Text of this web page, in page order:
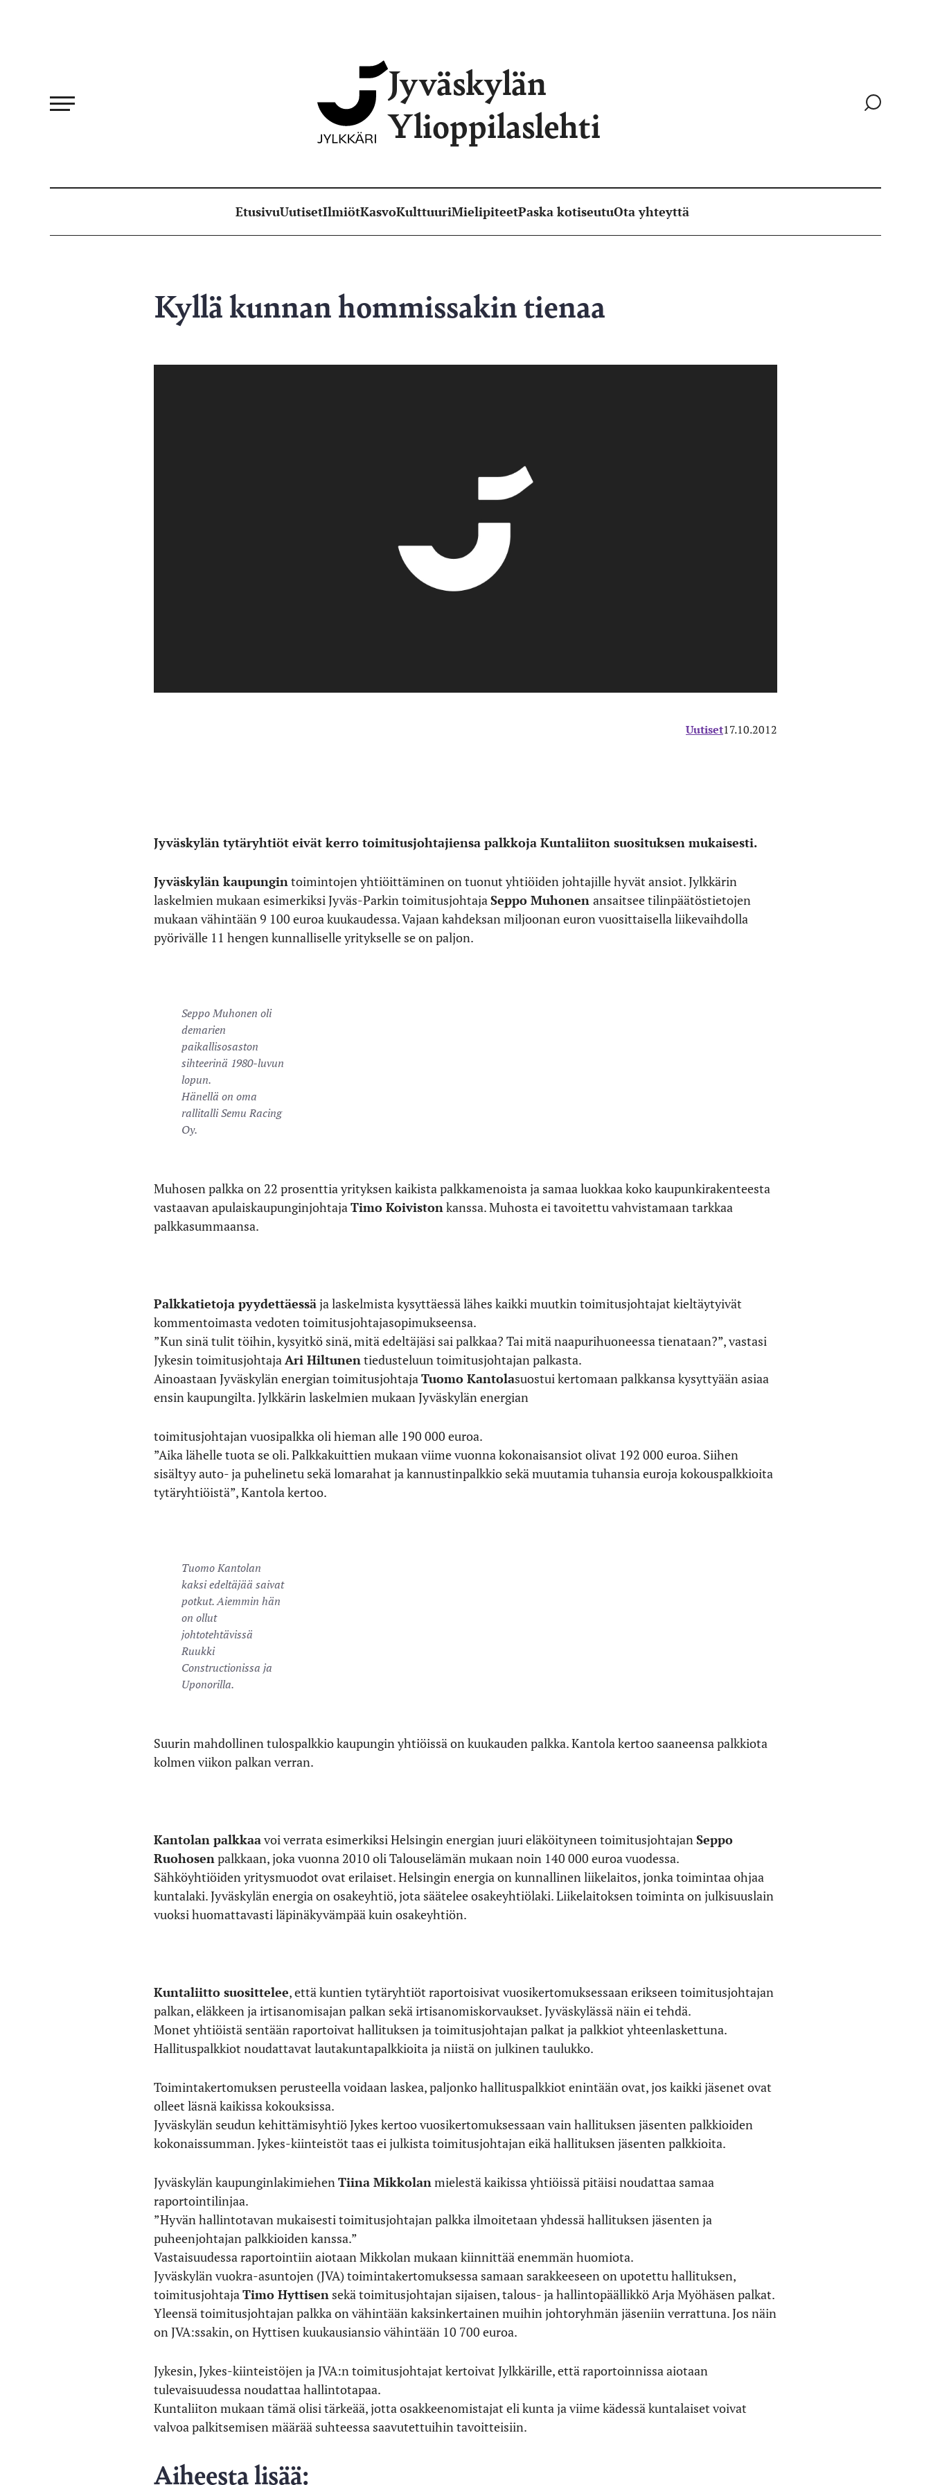
Jyväskylän
Ylioppilaslehti
Siirry
EtusivuUutisetIlmiötKasvoKulttuuriMielipiteetPaska kotiseutuOta yhteyttä
Kyllä kunnan hommissakin tienaa
Uutiset17.10.2012
Jyväskylän tytäryhtiöt eivät kerro toimitusjohtajiensa palkkoja Kuntaliiton suosituksen mukaisesti.
Jyväskylän kaupungin toimintojen yhtiöittäminen on tuonut yhtiöiden johtajille hyvät ansiot. Jylkkärin
laskelmien mukaan esimerkiksi Jyväs-Parkin toimitusjohtaja Seppo Muhonen ansaitsee tilinpäätöstietojen
mukaan vähintään 9 100 euroa kuukaudessa. Vajaan kahdeksan miljoonan euron vuosittaisella liikevaihdolla
pyörivälle 11 hengen kunnalliselle yritykselle se on paljon.
Seppo Muhonen oli
demarien
paikallisosaston
sihteerinä 1980-luvun
lopun.
Hänellä on oma
rallitalli Semu Racing
Oy.
Muhosen palkka on 22 prosenttia yrityksen kaikista palkkamenoista ja samaa luokkaa koko kaupunkirakenteesta
vastaavan apulaiskaupunginjohtaja Timo Koiviston kanssa. Muhosta ei tavoitettu vahvistamaan tarkkaa
palkkasummaansa.
Palkkatietoja pyydettäessäja laskelmista kysyttäessä lähes kaikki muutkin toimitusjohtajat kieltäytyivät
kommentoimasta vedoten toimitusjohtajasopimukseensa.
”Kun sinä tulit töihin, kysyitkö sinä, mitä edeltäjäsi sai palkkaa? Tai mitä naapurihuoneessa tienataan?”, vastasi
Jykesin toimitusjohtaja Ari Hiltunen tiedusteluun toimitusjohtajan palkasta.
Ainoastaan Jyväskylän energian toimitusjohtaja Tuomo Kantolasuostui kertomaan palkkansa kysyttyään asiaa
ensin kaupungilta. Jylkkärin laskelmien mukaan Jyväskylän energian
toimitusjohtajan vuosipalkka oli hieman alle 190 000 euroa.
”Aika lähelle tuota se oli. Palkkakuittien mukaan viime vuonna kokonaisansiot olivat 192 000 euroa. Siihen
sisältyy auto- ja puhelinetu sekä lomarahat ja kannustinpalkkio sekä muutamia tuhansia euroja kokouspalkkioita
tytäryhtiöistä”, Kantola kertoo.
Tuomo Kantolan
kaksi edeltäjää saivat
potkut. Aiemmin hän
on ollut
johtotehtävissä
Ruukki
Constructionissa ja
Uponorilla.
Suurin mahdollinen tulospalkkio kaupungin yhtiöissä on kuukauden palkka. Kantola kertoo saaneensa palkkiota
kolmen viikon palkan verran.
Kantolan palkkaavoi verrata esimerkiksi Helsingin energian juuri eläköityneen toimitusjohtajan Seppo
Ruohosen palkkaan, joka vuonna 2010 oli Talouselämän mukaan noin 140 000 euroa vuodessa.
Sähköyhtiöiden yritysmuodot ovat erilaiset. Helsingin energia on kunnallinen liikelaitos, jonka toimintaa ohjaa
kuntalaki. Jyväskylän energia on osakeyhtiö, jota säätelee osakeyhtiölaki. Liikelaitoksen toiminta on julkisuuslain
vuoksi huomattavasti läpinäkyvämpää kuin osakeyhtiön.
Kuntaliitto suosittelee, että kuntien tytäryhtiöt raportoisivat vuosikertomuksessaan erikseen toimitusjohtajan
palkan, eläkkeen ja irtisanomisajan palkan sekä irtisanomiskorvaukset. Jyväskylässä näin ei tehdä.
Monet yhtiöistä sentään raportoivat hallituksen ja toimitusjohtajan palkat ja palkkiot yhteenlaskettuna.
Hallituspalkkiot noudattavat lautakuntapalkkioita ja niistä on julkinen taulukko.
Toimintakertomuksen perusteella voidaan laskea, paljonko hallituspalkkiot enintään ovat, jos kaikki jäsenet ovat
olleet läsnä kaikissa kokouksissa.
Jyväskylän seudun kehittämisyhtiö Jykes kertoo vuosikertomuksessaan vain hallituksen jäsenten palkkioiden
kokonaissumman. Jykes-kiinteistöt taas ei julkista toimitusjohtajan eikä hallituksen jäsenten palkkioita.
Jyväskylän kaupunginlakimiehen Tiina Mikkolan mielestä kaikissa yhtiöissä pitäisi noudattaa samaa
raportointilinjaa.
”Hyvän hallintotavan mukaisesti toimitusjohtajan palkka ilmoitetaan yhdessä hallituksen jäsenten ja
puheenjohtajan palkkioiden kanssa.”
Vastaisuudessa raportointiin aiotaan Mikkolan mukaan kiinnittää enemmän huomiota.
Jyväskylän vuokra-asuntojen (JVA) toimintakertomuksessa samaan sarakkeeseen on upotettu hallituksen,
toimitusjohtaja Timo Hyttisen sekä toimitusjohtajan sijaisen, talous- ja hallintopäällikkö Arja Myöhäsen palkat.
Yleensä toimitusjohtajan palkka on vähintään kaksinkertainen muihin johtoryhmän jäseniin verrattuna. Jos näin
on JVA:ssakin, on Hyttisen kuukausiansio vähintään 10 700 euroa.
Jykesin, Jykes-kiinteistöjen ja JVA:n toimitusjohtajat kertoivat Jylkkärille, että raportoinnissa aiotaan
tulevaisuudessa noudattaa hallintotapaa.
Kuntaliiton mukaan tämä olisi tärkeää, jotta osakkeenomistajat eli kunta ja viime kädessä kuntalaiset voivat
valvoa palkitsemisen määrää suhteessa saavutettuihin tavoitteisiin.
Aiheesta lisää: